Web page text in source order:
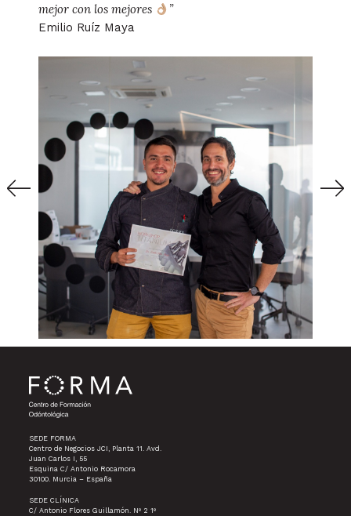
mejor con los mejores
”
Emilio Ruíz Maya
SEDE FORMA
Centro de Negocios JCI, Planta 11. Avd.
Juan Carlos I, 55
Esquina C/ Antonio Rocamora
30100. Murcia – España
SEDE CLÍNICA
C/ Antonio Flores Guillamón. Nº 2 1º